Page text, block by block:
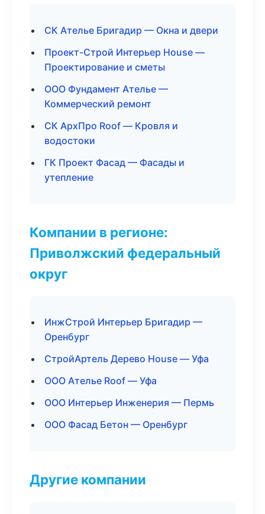
СК Ателье Бригадир — Окна и двери
Проект-Строй Интерьер House —
Проектирование и сметы
ООО Фундамент Ателье —
Коммерческий ремонт
СК АрхПро Roof — Кровля и
водостоки
ГК Проект Фасад — Фасады и
утепление
Компании в регионе:
Приволжский федеральный
округ
ИнжСтрой Интерьер Бригадир —
Оренбург
СтройАртель Дерево House — Уфа
ООО Ателье Roof — Уфа
ООО Интерьер Инженерия — Пермь
ООО Фасад Бетон — Оренбург
Другие компании